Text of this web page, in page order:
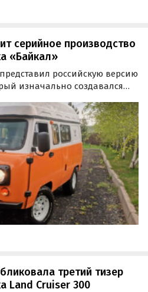
серийное производство
«Байкал»
российскую версию
изначально создавался
УАЗа – компания
планируется сразу
третий тизер
Land Cruiser 300